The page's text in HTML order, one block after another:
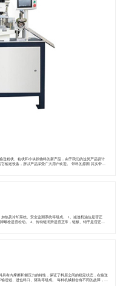
输送设备，所以产品深受广大用户欢迎。 带料的原因 其实带料
安全监测系统等组成。 1、减速机油位是否正
螺栓是否松动。 4、传动链润滑是否正常，链板、销子是否正
有内摩擦和侧压力的特性，保证了料层之间的稳定状态，在输送
送链、进也料口、驱装等组成。 每种机械都会有不同的故障，拉